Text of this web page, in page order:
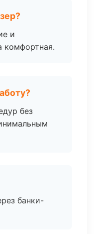
и
комфортная.
без
банки-